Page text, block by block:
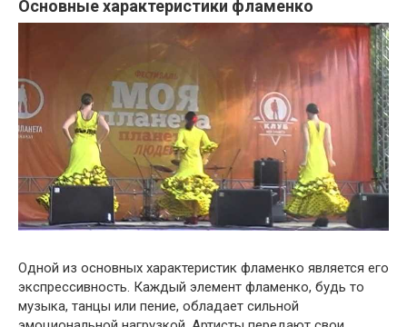
Основные характеристики фламенко
Одной из основных характеристик фламенко является его
экспрессивность. Каждый элемент фламенко, будь то
музыка, танцы или пение, обладает сильной